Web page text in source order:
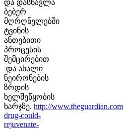
და დასწავლა
ბებერ
მღრღნელებში
ტვინის
ანთებითი
პროცესის
შემცირებით
და ახალი
ნეირონების
ზრდის
ხელშეწყობის
ხარჯზე. http://
drug-could-
rejuvenate-